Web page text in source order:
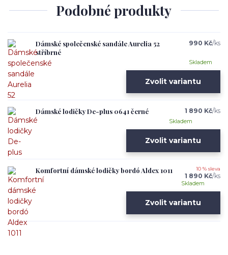
Podobné produkty
Dámské společenské sandále Aurelia 52
stříbrné
990 Kč/ks
Skladem
Zvolit variantu
Dámské lodičky De-plus 0641 černé 1 890 Kč/ks
Skladem
Zvolit variantu
Komfortní dámské lodičky bordó Aldex 1011 10 % sleva
1 890 Kč/ks
Skladem
Zvolit variantu